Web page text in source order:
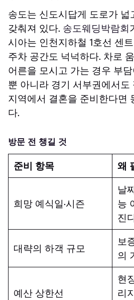
송도는 신도시답게 도로가
갖춰져 있다. 송도웨딩박람회
시아는 인천지하철 1호선 센
주차 공간도 넉넉하다. 차로
어른을 모시고 가는 경우 부
뿐 아니라 경기 서부권에서도
지역에서 결혼을 준비한다면
다.
방문 전 챙길 것
준비 항목 왜
희망 예식일·시즌
날
능
진
대략의 하객 규모
보
의
예산 상한선
현
리